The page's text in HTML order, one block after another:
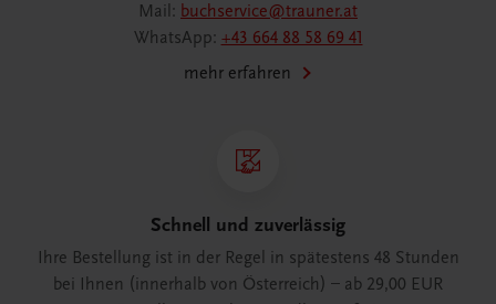
Mail: buchservice@trauner.at
WhatsApp: +43 664 88 58 69 41
mehr erfahren
Schnell und zuverlässig
Ihre Bestellung ist in der Regel in spätestens 48 Stunden
bei Ihnen (innerhalb von Österreich) – ab 29,00 EUR